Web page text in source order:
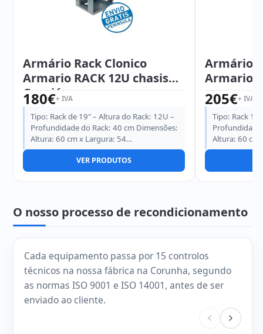
Armário Rack Clonico
Armario RACK 12U chasis
Ocasión
180€+ IVA
Tipo: Rack de 19" – Altura do Rack: 12U –
Profundidade do Rack: 40 cm Dimensões:
Altura: 60 cm x Largura: 54…
VER PRODUTOS
Armário
Armario
205€+ IVA
Tipo: Rack
Profundidade
Altura: 60 cm
O nosso processo de recondicionamento
Cada equipamento passa por 15 controlos
técnicos na nossa fábrica na Corunha, segundo
as normas ISO 9001 e ISO 14001, antes de ser
enviado ao cliente.